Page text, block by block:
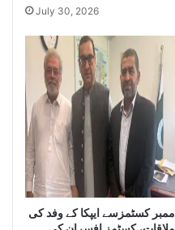
n
i
y
o
g
g
l
July 30, 2026
ممبر کسٹمزسے ایپکا کے وفد کی